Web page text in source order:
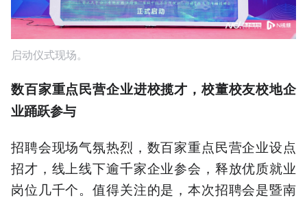
启动仪式现场。
数百家重点民营企业进校揽才，校董校友校地企
业踊跃参与
招聘会现场气氛热烈，数百家重点民营企业设点
招才，线上线下逾千家企业参会，释放优质就业
岗位几千个。值得关注的是，本次招聘会是暨南